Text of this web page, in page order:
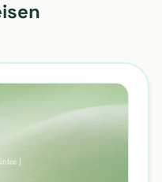
SAKE